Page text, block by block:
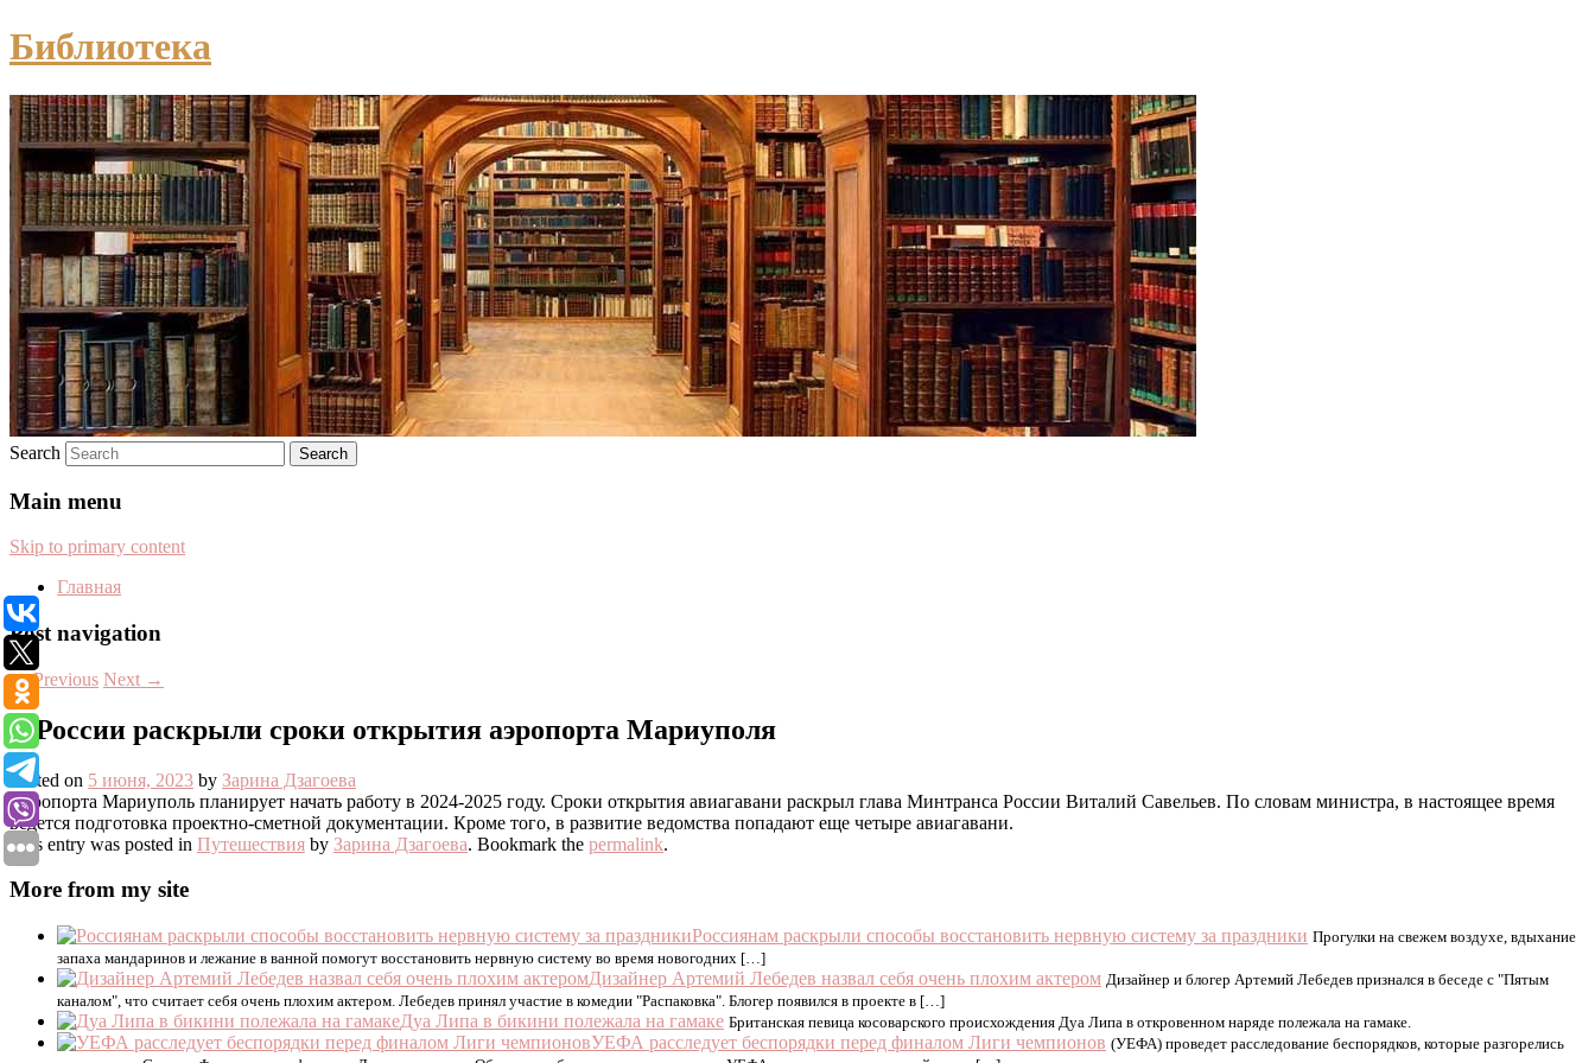
Библиотека
Search
Main menu
Skip to primary content
Главная
Post navigation
←Previous Next →
В России раскрыли сроки открытия аэропорта Мариуполя
Posted on 5 июня, 2023 by Зарина Дзагоева
Аэропорта Мариуполь планирует начать работу в 2024-2025 году. Сроки открытия авиагавани раскрыл глава Минтранса России Виталий Савельев. По словам министра, в настоящее время
ведется подготовка проектно-сметной документации. Кроме того, в развитие ведомства попадают еще четыре авиагавани.
This entry was posted in Путешествия by Зарина Дзагоева. Bookmark the permalink.
More from my site
Россиянам раскрыли способы восстановить нервную систему за праздники Прогулки на свежем воздухе, вдыхание
запаха мандаринов и лежание в ванной помогут восстановить нервную систему во время новогодних […]
Дизайнер Артемий Лебедев назвал себя очень плохим актером Дизайнер и блогер Артемий Лебедев признался в беседе с "Пятым
каналом", что считает себя очень плохим актером. Лебедев принял участие в комедии "Распаковка". Блогер появился в проекте в […]
Дуа Липа в бикини полежала на гамаке Британская певица косоварского происхождения Дуа Липа в откровенном наряде полежала на гамаке.
УЕФА расследует беспорядки перед финалом Лиги чемпионов (УЕФА) проведет расследование беспорядков, которые разгорелись